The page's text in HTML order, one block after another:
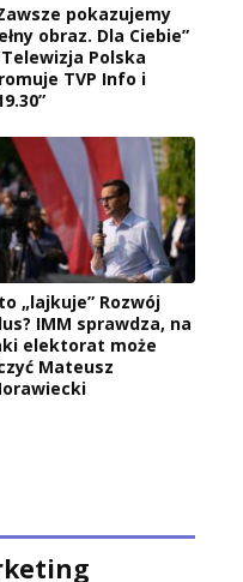
pokazujemy
obraz. Dla Ciebie”
Telewizja Polska
TVP Info i
„lajkuje” Rozwój
IMM sprawdza, na
elektorat może
Mateusz